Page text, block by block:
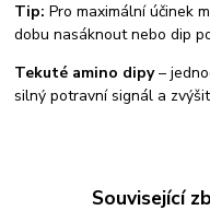
Tip: Pro maximální účinek
dobu nasáknout nebo dip
Tekuté amino dipy–
silný potravní signál a
Související